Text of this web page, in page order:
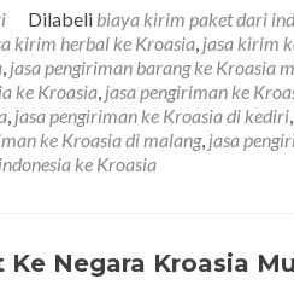
about
Jasa
Ekspor
Barang
Ke
Negara
Kroasia
Dilabeli biaya kirim paket dari
kirim herbal ke Kroasia, jasa kirim
, jasa pengiriman barang ke Kroasia
ke Kroasia, jasa pengiriman ke
, jasa pengiriman ke Kroasia di kediri,
ke Kroasia di malang, jasa
ke Kroasia
Ke Negara Kroasia